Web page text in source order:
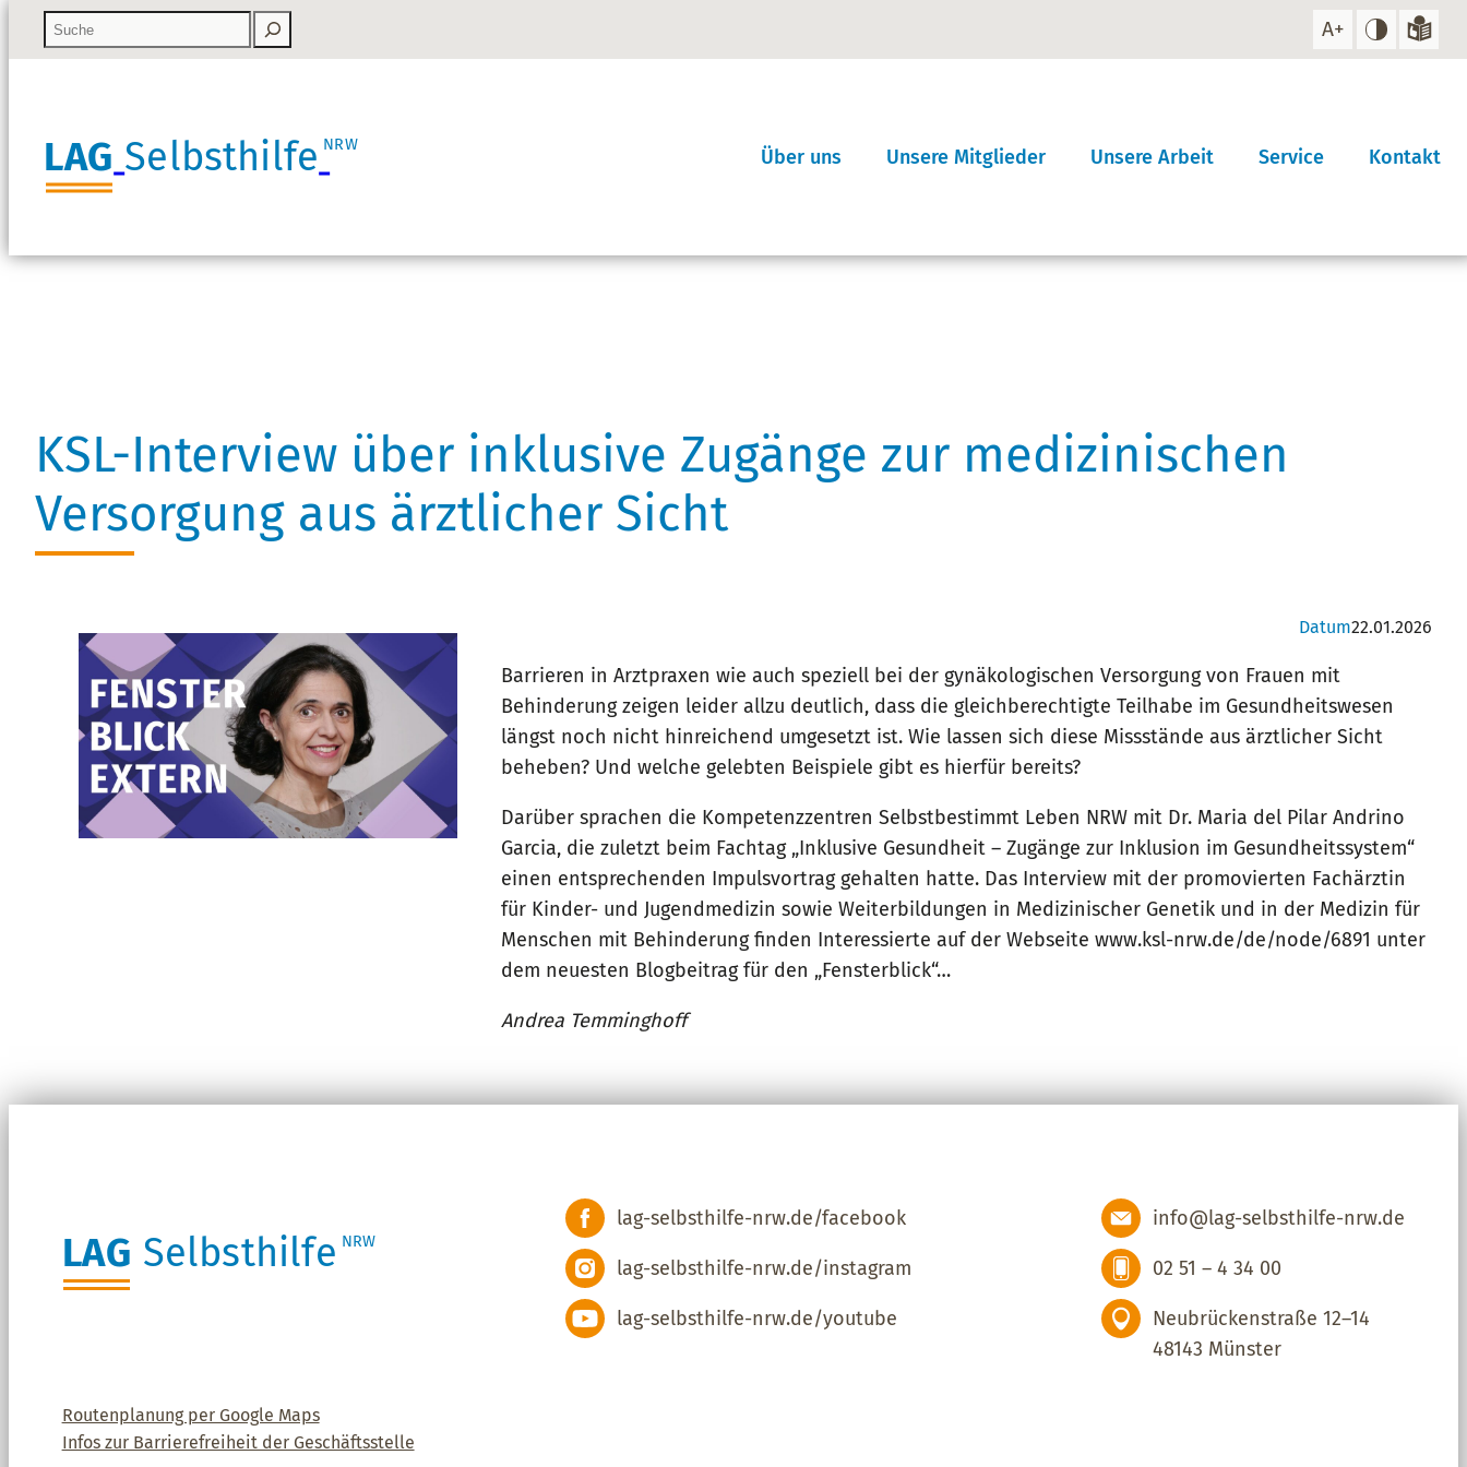
LAG Selbsthilfe NRW
Über uns
Aufbau
Geschichte
Unsere Mitglieder
Mitglied werden!
Unsere Arbeit
Projekte
Service
Infomaterial
Kontakt
KSL-Interview über inklusive Zugänge zur medizinischen
Versorgung aus ärztlicher Sicht
Datum22.01.2026
Barrieren in Arztpraxen wie auch speziell bei der gynäkologischen Versorgung von Frauen mit
Behinderung zeigen leider allzu deutlich, dass die gleichberechtigte Teilhabe im Gesundheitswesen
längst noch nicht hinreichend umgesetzt ist. Wie lassen sich diese Missstände aus ärztlicher Sicht
beheben? Und welche gelebten Beispiele gibt es hierfür bereits?
Darüber sprachen die Kompetenzzentren Selbstbestimmt Leben NRW mit Dr. Maria del Pilar Andrino
Garcia, die zuletzt beim Fachtag „Inklusive Gesundheit – Zugänge zur Inklusion im Gesundheitssystem“
einen entsprechenden Impulsvortrag gehalten hatte. Das Interview mit der promovierten Fachärztin
für Kinder- und Jugendmedizin sowie Weiterbildungen in Medizinischer Genetik und in der Medizin für
Menschen mit Behinderung finden Interessierte auf der Webseite www.ksl-nrw.de/de/node/6891 unter
dem neuesten Blogbeitrag für den „Fensterblick“…
Andrea Temminghoff
LAG Selbsthilfe NRW
lag-selbsthilfe-nrw.de/facebook
lag-selbsthilfe-nrw.de/instagram
lag-selbsthilfe-nrw.de/youtube
info@lag-selbsthilfe-nrw.de
02 51 – 4 34 00
Neubrückenstraße 12–14
48143 Münster
Routenplanung per Google Maps
Infos zur Barrierefreiheit der Geschäftsstelle